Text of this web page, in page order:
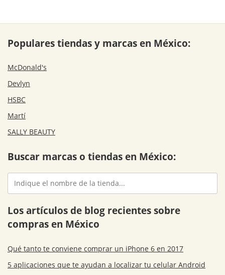
Populares tiendas y marcas en México:
McDonald's
Devlyn
HSBC
Martí
SALLY BEAUTY
Buscar marcas o tiendas en México:
Los artículos de blog recientes sobre
compras en México
Qué tanto te conviene comprar un iPhone 6 en 2017
5 aplicaciones que te ayudan a localizar tu celular Android